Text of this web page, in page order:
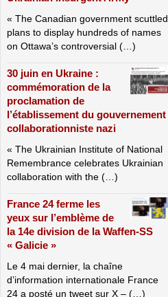
« The Canadian government scuttled
plans to display hundreds of names
on Ottawa’s controversial (…)
30 juin en Ukraine :
commémoration de la
proclamation de
l’établissement du gouvernement
collaborationniste nazi
« The Ukrainian Institute of National
Remembrance celebrates Ukrainian
collaboration with the (…)
France 24 ferme les
yeux sur l’emblème de
la 14e division de la Waffen-SS
« Galicie »
Le 4 mai dernier, la chaîne
d’information internationale France
24 a posté un tweet sur X – (…)